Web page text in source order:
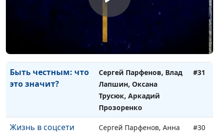
реальность?
Аркадий Прозоренко
Сергей Парфенов, Влад
Лапшин, Оксана Трусюк,
Аркадий Прозоренко
Быть честным: что
это значит?
Сергей Парфенов, Влад
Лапшин, Оксана
Трусюк, Аркадий
Прозоренко
#31
Жизнь в соцсети
Сергей Парфенов, Анна
#30